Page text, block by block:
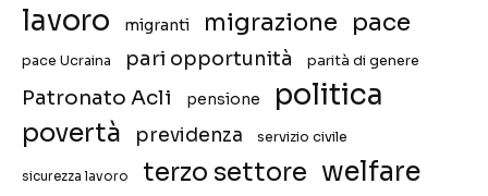
lavoro migranti migrazione pace
pace Ucraina pari opportunità parità di genere
Patronato Acli pensione politica
povertà previdenza servizio civile
sicurezza lavoro terzo settore welfare